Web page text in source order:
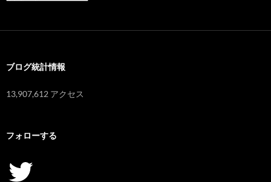
ー
ブログ統計情報
13,907,612 アクセス
フォローする
Twitter